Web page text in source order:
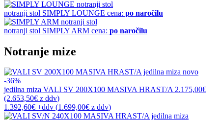
notranji stol SIMPLY LOUNGE cena: po naročilu
notranji stol SIMPLY ARM cena: po naročilu
Notranje mize
novo
-36%
jedilna miza VALI SV 200X100 MASIVA HRAST/A 2.175,00€
(2.653,50€ z ddv)
1.392,60€ +ddv (1.699,00€ z ddv)